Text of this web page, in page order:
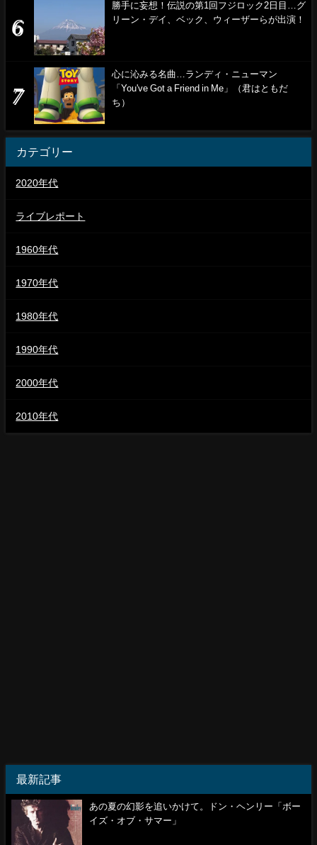
勝手に妄想！伝説の第1回フジロック2日目…グ
リーン・デイ、ベック、ウィーザーらが出演！
心に沁みる名曲…ランディ・ニューマン
「You've Got a Friend in Me」（君はともだ
ち）
カテゴリー
2020年代
ライブレポート
1960年代
1970年代
1980年代
1990年代
2000年代
2010年代
最新記事
あの夏の幻影を追いかけて。ドン・ヘンリー「ボー
イズ・オブ・サマー」